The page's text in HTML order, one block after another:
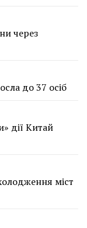
через
до 37 осіб
дії Китай
міст